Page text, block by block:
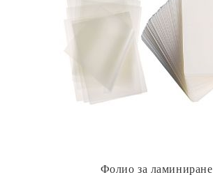
Фолио за ламиниране